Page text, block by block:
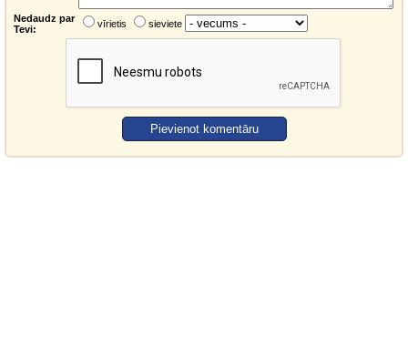
Nedaudz par
Tevi:
vīrietis sieviete